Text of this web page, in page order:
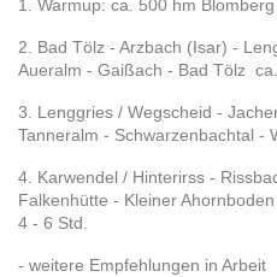
1. Warmup: ca. 500 hm
2. Bad Tölz - Arzbach (Isar) -
Aueralm - Gaißach - Bad Tölz
3. Lenggries / Wegscheid -
Tanneralm - Schwarzenbachtal
4. Karwendel / Hinterirss -
Falkenhütte - Kleiner
4 - 6 Std.
- weitere Empfehlungen in Arbeit